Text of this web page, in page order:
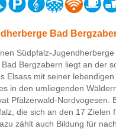
Bad
Südpfalz-
Bergzabern liegt an der
Elsass mit seiner
in den umliegenden
Pfälzerwald-Nordvogesen.
die sich an den 17 Zielen
zählt auch Bildung für